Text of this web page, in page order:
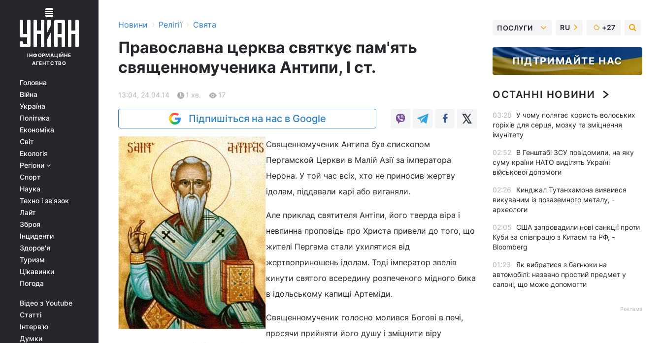
ІНФОРМАЦІЙНЕ
АГЕНТСТВО
Головна
Війна
Україна
Політика
Економіка
Світ
Екологія
Регіони
Спорт
Наука
Техно і зв'язок
Лайт
Зброя
Інциденти
Здоров'я
Туризм
Цікавинки
Погода
Відео з Youtube
Статті
Інтерв'ю
Думки
Новини › Релігії › Свята
Православна церква святкує пам'ять
священномученика Антипи, I ст.
13:04, 24.04.14 1 хв. 17
Підпишіться на нас в Google
Священномученик Антипа був єпископом
Пергамской Церкви в Малій Азії за імператора
Нерона. У той час всіх, хто не приносив жертву
ідолам, піддавали карі або виганяли.
Але приклад святителя Антіпи, його тверда віра і
невпинна проповідь про Христа привели до того, що
жителі Пергама стали ухилятися від
жертвоприношень ідолам. Тоді імператор звелів
кинути святого всередину розпеченого мідного бика
в ідольському капищі Артеміди.
Священномученик голосно молився Богові в печі,
просячи прийняти його душу і зміцнити віру
ПОСЛУГИ RU +27
ПІДТРИМАЙТЕ НАС
ОСТАННІ НОВИНИ
03:28 У чому полягає користь волоських
горіхів для серця, мозку та зміцнення
імунітету
02:52
В Генштабі ЗСУ повідомили, на яку
суму країни НАТО виділять Україні
військової допомоги
02:26
Кинджал Тутанхамона виявився
викуваним із позаземного металу, -
археологи
02:05 США запровадили нові санкції проти
Куби за співпрацю з Китаєм та РФ, -
Bloomberg
01:23
Як вибратися з багнюки на
автомобілі: названо простий предмет у
салоні, що може допомогти
Реклама